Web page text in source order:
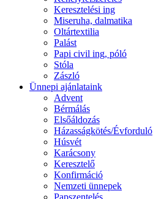
Keresztelési ing
Miseruha, dalmatika
Oltártextilia
Palást
Papi civil ing, póló
Stóla
Zászló
Ünnepi ajánlataink
Advent
Bérmálás
Elsőáldozás
Házasságkötés/Évforduló
Húsvét
Karácsony
Keresztelő
Konfirmáció
Nemzeti ünnepek
Papszentelés